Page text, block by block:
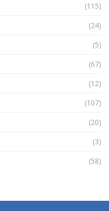
(115)
(24)
(5)
(67)
(12)
(107)
(20)
(3)
(58)